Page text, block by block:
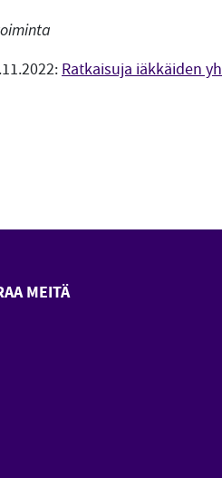
Ratkaisuja iäkkäiden
MEITÄ